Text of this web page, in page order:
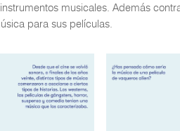
musicales. Además
para sus películas.